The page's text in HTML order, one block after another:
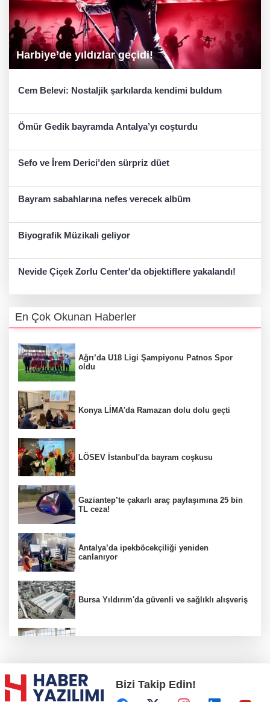
Harbiye’de yıldızlar geçidi!
Cem Belevi: Nostaljik şarkılarda kendimi buldum
Ömür Gedik bayramda Antalya’yı coşturdu
Sefo ve İrem Derici’den sürpriz düet
Bayram sabahlarına nefes verecek albüm
Biyografik Müzikali geliyor
Nevide Çiçek Zorlu Center'da objektiflere yakalandı!
En Çok Okunan Haberler
Ağrı’da U18 Ligi Şampiyonu Patnos Spor
oldu
Konya LİMA'da Ramazan dolu dolu geçti
LÖSEV İstanbul'da bayram coşkusu
Gaziantep’te çakarlı araç paylaşımına 25 bin
TL ceza!
Antalya’da ipekböcekçiliği yeniden
canlanıyor
Bursa Yıldırım'da güvenli ve sağlıklı alışveriş
Başkent'in göletlerinde temizlik ve bakım
sürüyor
Bizi Takip Edin!